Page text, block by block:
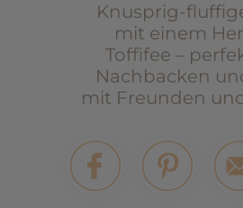
Knusprig-
mit einem
Toffifee –
Nachbacken
mit Freunden